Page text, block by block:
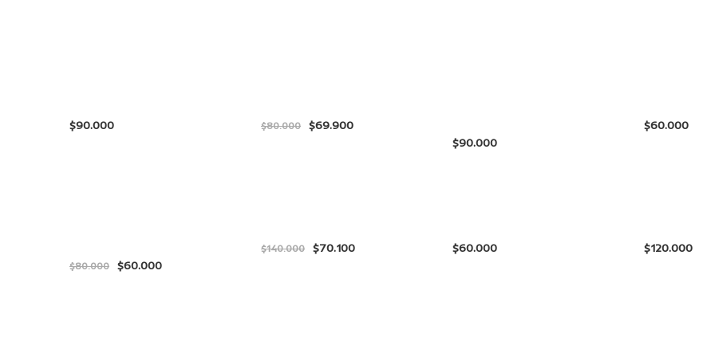
$ $80.000 $69.900
$
$
$80.000 $60.000
$140.000 $70.100 $ $